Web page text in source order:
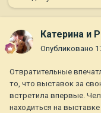
Катерина и
Опубликовано
Отвратительные
то, что выставок за
встретила впервые.
находиться на